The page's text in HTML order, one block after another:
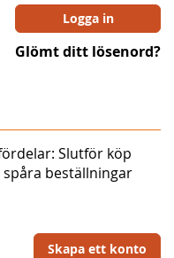
Logga in
Glömt ditt lösenord?
Slutför köp
beställningar
Skapa ett konto